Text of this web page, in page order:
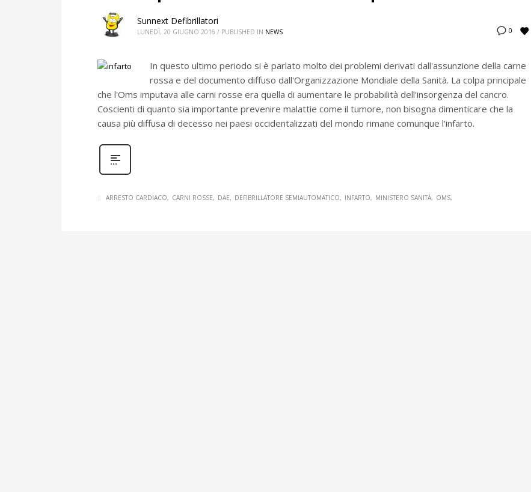
0
Sunnext Defibrillatori
LUNEDÌ, 20 GIUGNO 2016 / PUBLISHED IN NEWS
In questo ultimo periodo si è parlato molto dei problemi derivati dall'assunzione della carne
rossa e del documento diffuso dall'Organizzazione Mondiale della Sanità. La colpa principale
che l'Oms imputava alle carni rosse era quella di aumentare le probabilità dell'insorgenza del cancro.
Coscienti di quanto sia importante prevenire malattie come il tumore, non bisogna dimenticare che la
causa più diffusa di decesso nei paesi occidentalizzati del mondo rimane comunque l'infarto.
ARRESTO CARDIACO CARNI ROSSE DAE DEFIBRILLATORE SEMIAUTOMATICO INFARTO MINISTERO SANITÀ OMS